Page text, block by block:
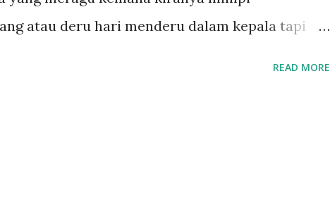
atau deru hari menderu dalam kepala tapi
READ MORE